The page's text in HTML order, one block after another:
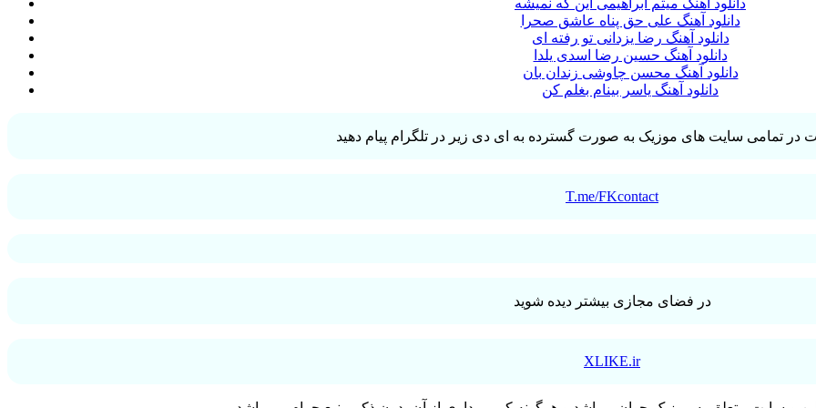
دانلود آهنگ علی حق پناه عاشق صحرا
دانلود آهنگ رضا یزدانی تو رفته ای
دانلود آهنگ حسین رضا اسدی یلدا
دانلود آهنگ محسن چاوشی زندان بان
دانلود آهنگ یاسر بینام بغلم کن
T.me/FKcontact
در فضای مجازی بیشتر دیده شوید
XLIKE.ir